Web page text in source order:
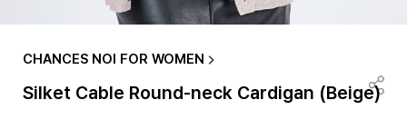
CHANCES NOI FOR WOMEN
Silket Cable Round-neck Cardigan (Beige)